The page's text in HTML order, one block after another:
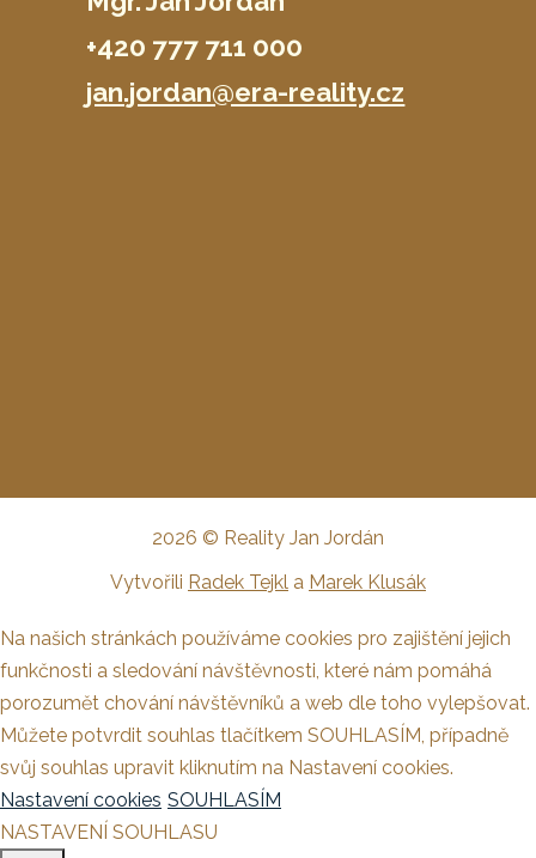
+420 777 711 000
jan.jordan@era-reality.cz
2026 © Reality Jan Jordán
Vytvořili Radek Tejkl a Marek Klusák
Na našich stránkách používáme cookies pro zajištění jejich
funkčnosti a sledování návštěvnosti, které nám pomáhá
porozumět chování návštěvníků a web dle toho vylepšovat.
Můžete potvrdit souhlas tlačítkem SOUHLASÍM, případně
svůj souhlas upravit kliknutím na Nastavení cookies.
Nastavení cookies SOUHLASÍM
NASTAVENÍ SOUHLASU